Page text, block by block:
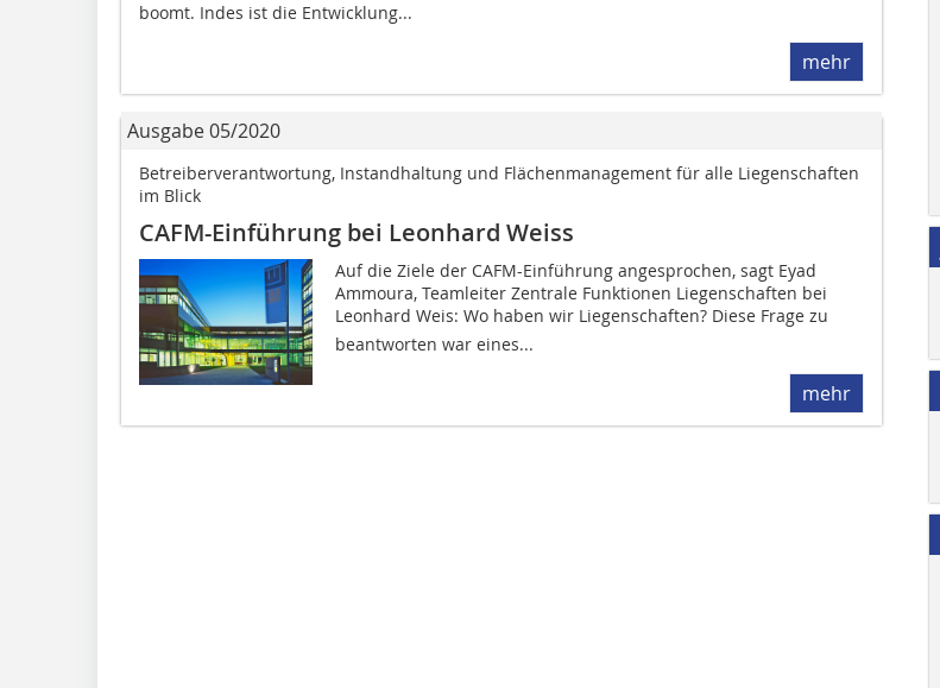
boomt. Indes ist die Entwicklung...
mehr
Ausgabe 05/2020
Betreiberverantwortung, Instandhaltung und Flächenmanagement für alle Liegenschaften
im Blick
CAFM-Einführung bei Leonhard Weiss
Auf die Ziele der CAFM-Einführung angesprochen, sagt Eyad
Ammoura, Teamleiter Zentrale Funktionen Liegenschaften bei
Leonhard Weis: Wo haben wir Liegenschaften? Diese Frage zu
beantworten war eines...
mehr